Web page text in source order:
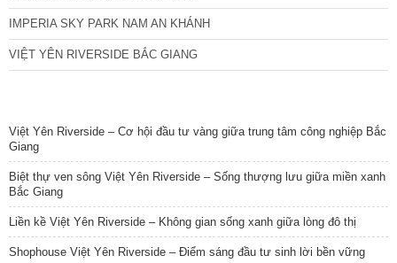
IMPERIA SKY PARK NAM AN KHÁNH
VIỆT YÊN RIVERSIDE BẮC GIANG
Việt Yên Riverside – Cơ hội đầu tư vàng giữa trung tâm công nghiệp Bắc
Giang
Biệt thự ven sông Việt Yên Riverside – Sống thượng lưu giữa miền xanh
Bắc Giang
Liền kề Việt Yên Riverside – Không gian sống xanh giữa lòng đô thị
Shophouse Việt Yên Riverside – Điểm sáng đầu tư sinh lời bền vững